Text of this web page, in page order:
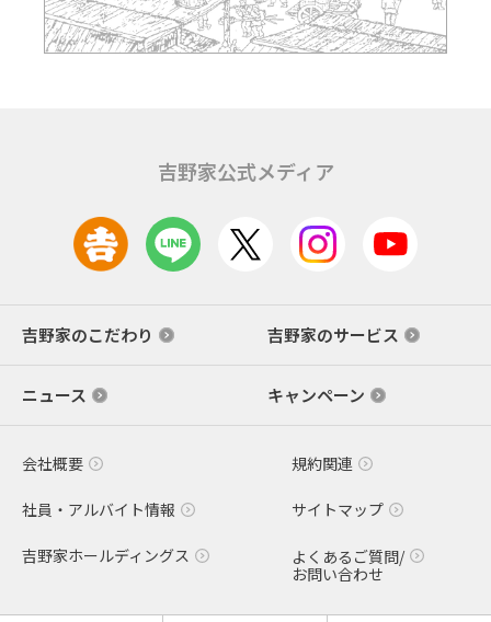
吉野家公式メディア
吉野家のこだわり 吉野家のサービス
ニュース キャンペーン
会社概要 規約関連
社員・アルバイト情報 サイトマップ
吉野家ホールディングス
よくあるご質問/
お問い合わせ